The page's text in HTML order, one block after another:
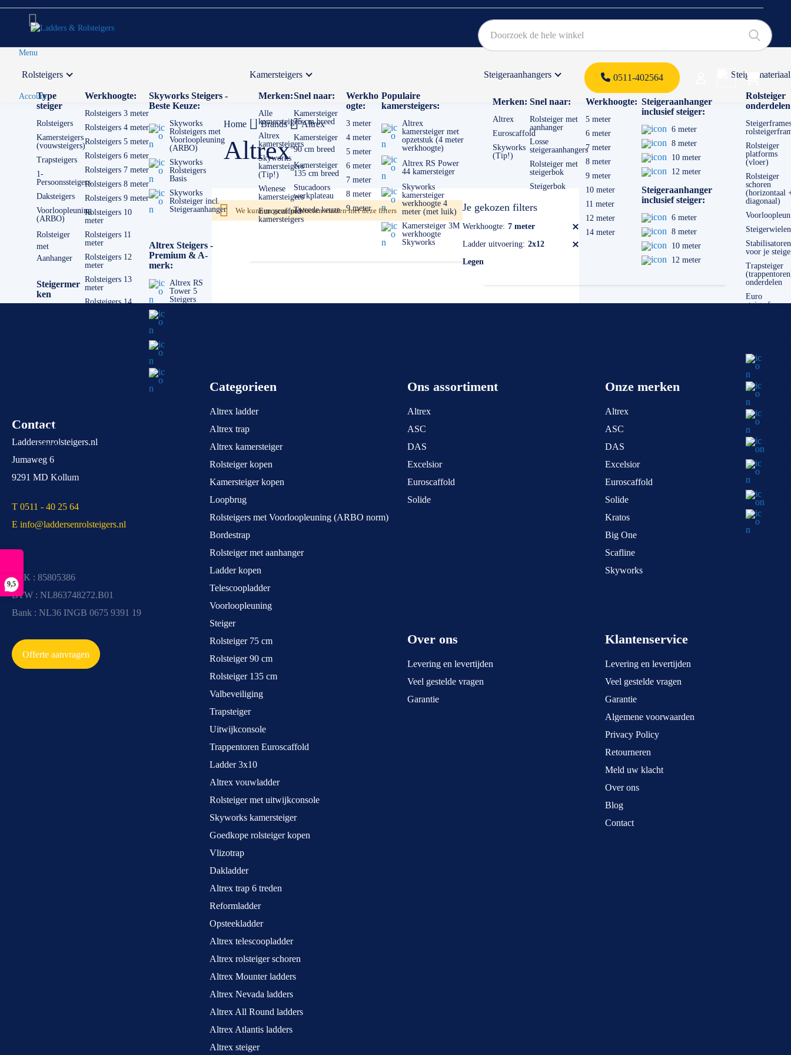
9,5
0511-402564
Menu
Rolsteigers
Type
steiger
Rolsteigers
Kamersteigers
(vouwsteigers)
Trapsteigers
1-
Persoonssteigers
Daksteigers
Voorloopleuning
(ARBO)
Rolsteiger
met
Aanhanger
Steigermer
ken
Steigers voor
particulier
gebruik
Werkhoogte:
Rolsteigers 3 meter
Rolsteigers 4 meter
Rolsteigers 5 meter
Rolsteigers 6 meter
Rolsteigers 7 meter
Rolsteigers 8 meter
Rolsteigers 9 meter
Rolsteigers 10
meter
Rolsteigers 11
meter
Rolsteigers 12
meter
Rolsteigers 13
meter
Rolsteigers 14
Skyworks Steigers -
Beste Keuze:
Skyworks
Rolsteigers met
Voorloopleuning
(ARBO)
Skyworks
Rolsteigers
Basis
Skyworks
Rolsteiger incl.
Steigeraanhanger
Altrex Steigers -
Premium & A-
merk:
Altrex RS
Tower 5
Steigers
Kamersteigers
Merken:
Alle
kamersteigers
Altrex
kamersteigers
Skyworks
kamersteigers
(Tip!)
Wienese
kamersteigers
Euroscaffold
kamersteigers
Snel naar:
Kamersteiger
75 cm breed
Kamersteiger
90 cm breed
Kamersteiger
135 cm breed
Stucadoors
werkplateau
Tweede keuze
Werkho
ogte:
3 meter
4 meter
5 meter
6 meter
7 meter
8 meter
9 meter
Populaire
kamersteigers:
Altrex
kamersteiger met
opzetstuk (4 meter
werkhoogte)
Altrex RS Power
44 kamersteiger
Skyworks
kamersteiger
werkhoogte 4
meter (met luik)
Kamersteiger 3M
werkhoogte
Skyworks
Steigeraanhangers
Merken:
Altrex
Euroscaffold
Skyworks
(Tip!)
Snel naar:
Rolsteiger met
aanhanger
Losse
steigeraanhangers
Rolsteiger met
steigerbok
Steigerbok
Werkhoogte:
5 meter
6 meter
7 meter
8 meter
9 meter
10 meter
11 meter
12 meter
14 meter
Steigeraanhanger
inclusief steiger:
6 meter
8 meter
10 meter
12 meter
Steigeraanhanger
inclusief steiger:
6 meter
8 meter
10 meter
12 meter
Steigermateriaal
Rolsteiger
Rolsteiger
platforms
(vloer)
Rolsteiger
schoren
(horizontaal
diagonaal)
Steigerwielen
Stabilisatoren
voor je
Trapsteiger
onderdelen
Euro
steigerframes
Account
Home Brands Altrex
Altrex
We kunnen geen producten vinden met deze filters Je gekozen filters
Werkhoogte
7 meter
Ladder uitvoering
2x12
Legen
Contact
Laddersenrolsteigers.nl
Jumaweg 6
9291 MD Kollum
T 0511 - 40 25 64
E info@laddersenrolsteigers.nl
KvK : 85805386
BTW : NL863748272.B01
Bank : NL36 INGB 0675 9391 19
Offerte aanvragen
Categorieen
Altrex ladder
Altrex trap
Altrex kamersteiger
Rolsteiger kopen
Kamersteiger kopen
Loopbrug
Rolsteigers met Voorloopleuning (ARBO norm)
Bordestrap
Rolsteiger met aanhanger
Ladder kopen
Telescoopladder
Voorloopleuning
Steiger
Rolsteiger 75 cm
Rolsteiger 90 cm
Rolsteiger 135 cm
Valbeveiliging
Trapsteiger
Uitwijkconsole
Trappentoren Euroscaffold
Ladder 3x10
Altrex vouwladder
Rolsteiger met uitwijkconsole
Skyworks kamersteiger
Goedkope rolsteiger kopen
Vlizotrap
Dakladder
Altrex trap 6 treden
Reformladder
Opsteekladder
Altrex telescoopladder
Altrex rolsteiger schoren
Altrex Mounter ladders
Altrex Nevada ladders
Altrex All Round ladders
Altrex Atlantis ladders
Altrex steiger
Ons assortiment
Altrex
ASC
DAS
Excelsior
Euroscaffold
Solide
Onze merken
Altrex
ASC
DAS
Excelsior
Euroscaffold
Solide
Kratos
Big One
Scafline
Skyworks
Over ons
Levering en levertijden
Veel gestelde vragen
Garantie
Klantenservice
Levering en levertijden
Veel gestelde vragen
Garantie
Algemene voorwaarden
Privacy Policy
Retourneren
Meld uw klacht
Over ons
Blog
Contact